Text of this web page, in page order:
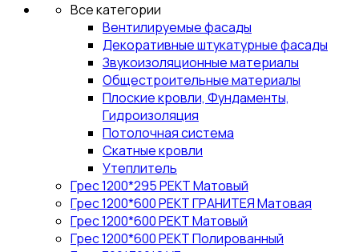
Все категории
Вентилируемые фасады
Декоративные штукатурные фасады
Звукоизоляционные материалы
Общестроительные материалы
Плоские кровли, Фундаменты,
Гидроизоляция
Потолочная система
Скатные кровли
Утеплитель
Грес 1200*295 РЕКТ Матовый
Грес 1200*600 РЕКТ ГРАНИТЕЯ Матовая
Грес 1200*600 РЕКТ Матовый
Грес 1200*600 РЕКТ Полированный